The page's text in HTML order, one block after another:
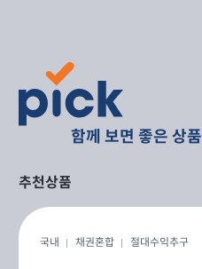
함께 보면 좋은 상품
추천상품
국내 채권혼합 절대수익추구